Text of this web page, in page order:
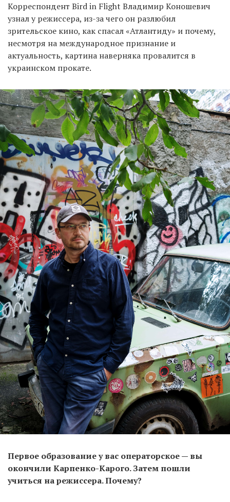
Корреспондент Bird in Flight Владимир Коношевич
узнал у режиссера, из-за чего он разлюбил
зрительское кино, как спасал «Атлантиду» и почему,
несмотря на международное признание и
актуальность, картина наверняка провалится в
украинском прокате.
Первое образование у вас операторское — вы
окончили Карпенко-Карого. Затем пошли
учиться на режиссера. Почему?